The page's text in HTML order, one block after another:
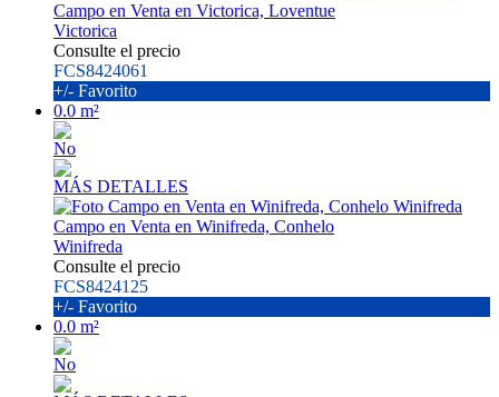
Campo en Venta en Victorica, Loventue
Victorica
Consulte el precio
FCS8424061
+/- Favorito
0.0 m²
No
MÁS DETALLES
Campo en Venta en Winifreda, Conhelo
Winifreda
Consulte el precio
FCS8424125
+/- Favorito
0.0 m²
No